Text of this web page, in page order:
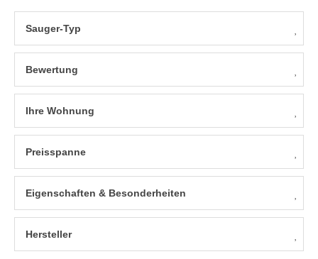
Sauger-Typ
Bewertung
Ihre Wohnung
Preisspanne
Eigenschaften & Besonderheiten
Hersteller